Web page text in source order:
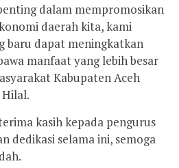
dalam mempromosikan
daerah kita, kami
baru dapat meningkatkan
manfaat yang lebih besar
Kabupaten Aceh
kasih kepada pengurus
dedikasi selama ini, semoga